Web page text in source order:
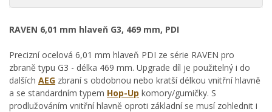
RAVEN 6,01 mm hlaveň G3, 469 mm, PDI
Precizní ocelová 6,01 mm hlaveň PDI ze série RAVEN pro
zbraně typu G3 - délka 469 mm. Upgrade díl je použitelný i do
dalších AEG zbraní s obdobnou nebo kratší délkou vnitřní hlavně
a se standardním typem Hop-Up komory/gumičky. S
prodlužováním vnitřní hlavně oproti základní se musí zohlednit i